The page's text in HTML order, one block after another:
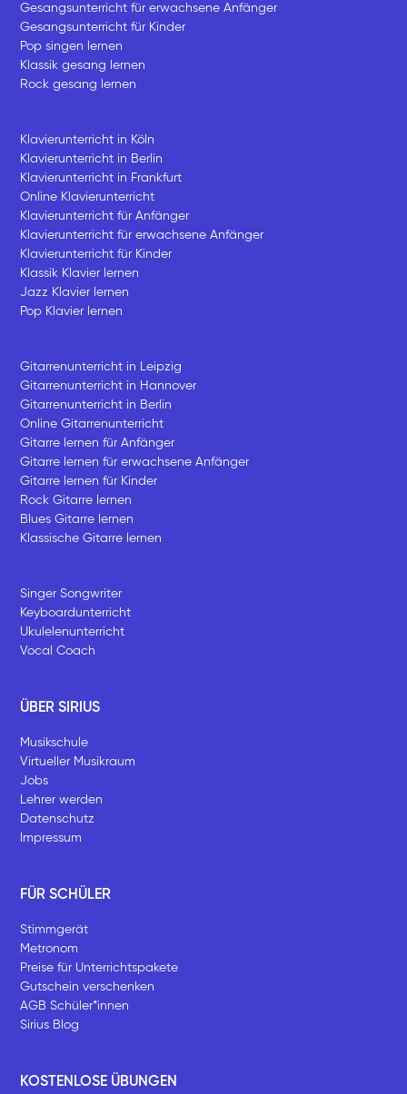
Gesangsunterricht für erwachsene Anfänger
Gesangsunterricht für Kinder
Pop singen lernen
Klassik gesang lernen
Rock gesang lernen
Klavierunterricht in Köln
Klavierunterricht in Berlin
Klavierunterricht in Frankfurt
Online Klavierunterricht
Klavierunterricht für Anfänger
Klavierunterricht für erwachsene Anfänger
Klavierunterricht für Kinder
Klassik Klavier lernen
Jazz Klavier lernen
Pop Klavier lernen
Gitarrenunterricht in Leipzig
Gitarrenunterricht in Hannover
Gitarrenunterricht in Berlin
Online Gitarrenunterricht
Gitarre lernen für Anfänger
Gitarre lernen für erwachsene Anfänger
Gitarre lernen für Kinder
Rock Gitarre lernen
Blues Gitarre lernen
Klassische Gitarre lernen
Singer Songwriter
Keyboardunterricht
Ukulelenunterricht
Vocal Coach
ÜBER SIRIUS
Musikschule
Virtueller Musikraum
Jobs
Lehrer werden
Datenschutz
Impressum
FÜR SCHÜLER
Stimmgerät
Metronom
Preise für Unterrichtspakete
Gutschein verschenken
AGB Schüler*innen
Sirius Blog
KOSTENLOSE ÜBUNGEN